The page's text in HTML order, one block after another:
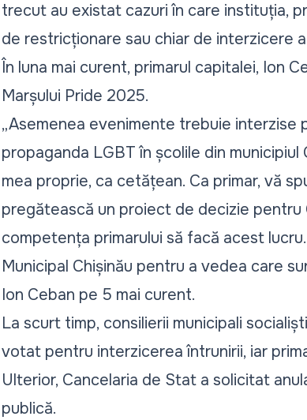
trecut au existat cazuri în care instituția,
de restricționare sau chiar de interzicere
În luna mai curent, primarul capitalei, Ion
Marșului Pride 2025.
„Asemenea evenimente trebuie interzise
propaganda LGBT în școlile din
mea proprie, ca cetățean. Ca primar, vă
pregătească un proiect de decizie pentru
competența primarului să facă acest
Municipal Chișinău pentru a vedea care
Ion Ceban pe 5 mai curent.
La scurt timp, consilierii municipali
votat pentru interzicerea întrunirii, iar
Ulterior, Cancelaria de Stat a solicitat
publică.